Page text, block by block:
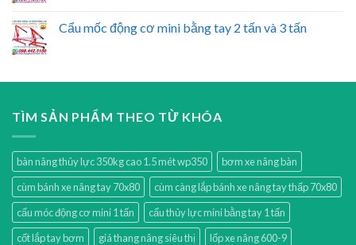
Cẩu mốc động cơ mini bằng tay 2 tấn và 3 tấn
TÌM SẢN PHẨM THEO TỪ KHÓA
bàn nâng thủy lực 350kg cao 1.5 mét wp350
bơm xe nâng bàn
cùm bánh xe nâng tay 70x80
cùm càng lắp bánh xe nâng tay thấp 70x80
cẩu móc động cơ mini 1 tấn
cẩu thủy lực mini bằng tay 1 tấn
cốt lắp tay bơm
giá thang nâng siêu thị
lốp xe nâng 600-9